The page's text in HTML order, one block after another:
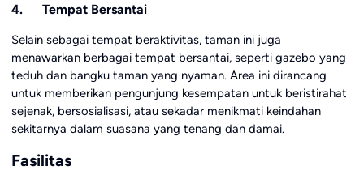
4. Tempat Bersantai
Selain sebagai tempat beraktivitas, taman ini juga
menawarkan berbagai tempat bersantai, seperti gazebo yang
teduh dan bangku taman yang nyaman. Area ini dirancang
untuk memberikan pengunjung kesempatan untuk beristirahat
sejenak, bersosialisasi, atau sekadar menikmati keindahan
sekitarnya dalam suasana yang tenang dan damai.
Fasilitas